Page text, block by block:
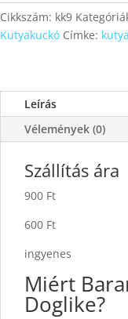
Cikkszám: kk9
Kutyakuckó Címke:
Leírás
Vélemények (0)
Szállítás ára
900 Ft
600 Ft
ingyenes
Miért
Doglike?